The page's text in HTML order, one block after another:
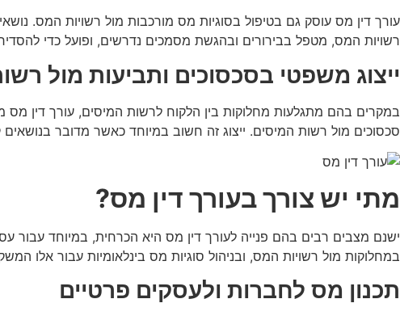
עורך דין מס עוסק גם בטיפול בסוגיות מס מורכבות מול רשויות המס.
רשויות המס, מטפל בבירורים ובהגשת מסמכים נדרשים, ופועל כדי
ייצוג משפטי בסכסוכים ותביעות מול
במקרים בהם מתגלעות מחלוקות בין הלקוח לרשות המיסים, עורך דין מס
סכסוכים מול רשות המיסים. ייצוג זה חשוב במיוחד כאשר מדובר בנושאים
מתי יש צורך בעורך דין מס?
ישנם מצבים רבים בהם פנייה לעורך דין מס היא הכרחית, במיוחד עבור
במחלוקות מול רשויות המס, ובניהול סוגיות מס בינלאומיות עבור אלו
תכנון מס לחברות ולעסקים פרטיים